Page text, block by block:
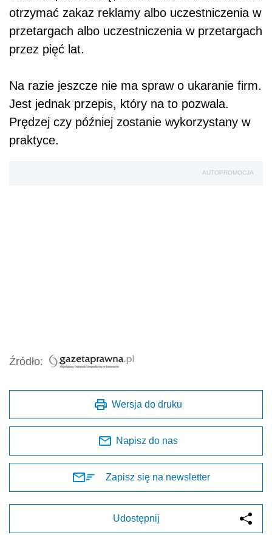
otrzymać zakaz reklamy albo uczestniczenia w
przetargach albo uczestniczenia w przetargach
przez pięć lat.
Na razie jeszcze nie ma spraw o ukaranie firm.
Jest jednak przepis, który na to pozwala.
Prędzej czy później zostanie wykorzystany w
praktyce.
AUTOPROMOCJA
Źródło:
Wersja do druku
Napisz do nas
Zapisz się na newsletter
Udostępnij